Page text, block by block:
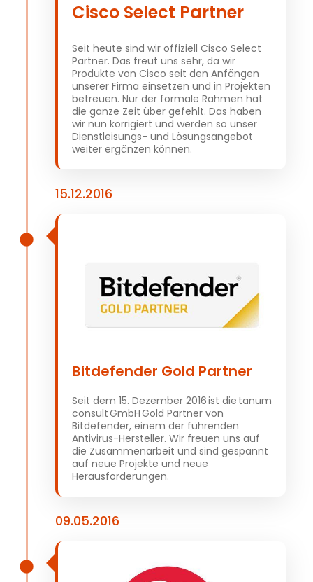
Cisco Select Partner
Seit heute sind wir offiziell Cisco Select
Partner. Das freut uns sehr, da wir
Produkte von Cisco seit den Anfängen
unserer Firma einsetzen und in Projekten
betreuen. Nur der formale Rahmen hat
die ganze Zeit über gefehlt. Das haben
wir nun korrigiert und werden so unser
Dienstleisungs- und Lösungsangebot
weiter ergänzen können.
15.12.2016
Bitdefender Gold Partner
Seit dem 15. Dezember 2016 ist die tanum
consult GmbH Gold Partner von
Bitdefender, einem der führenden
Antivirus-Hersteller. Wir freuen uns auf
die Zusammenarbeit und sind gespannt
auf neue Projekte und neue
Herausforderungen.
09.05.2016